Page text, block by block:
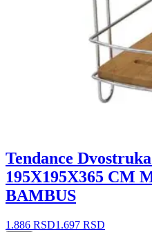
Tendance
195X195X365 CM
BAMBUS
1.886 RSD1.697 RSD